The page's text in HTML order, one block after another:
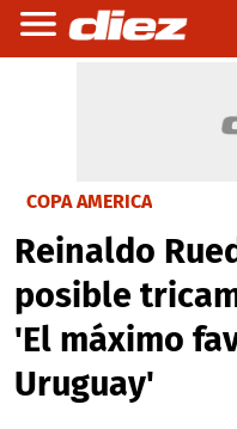
COPA AMERICA
Reinaldo
posible
'El máximo
Uruguay'